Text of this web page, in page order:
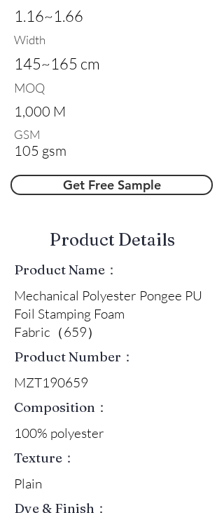
1.16~1.66
Width
145~165 cm
MOQ
1,000 M
GSM
105 gsm
Get Free Sample
​Product Details
Product Name：
Mechanical Polyester Pongee PU
Foil Stamping Foam
Fabric（659）
Product Number：
MZT190659
Composition：
100% polyester
Texture：
Plain
Dye & Finish：